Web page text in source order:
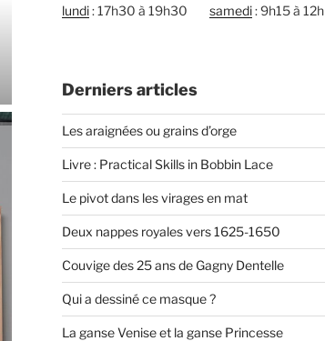
lundi: 17h30 à 19h30
samedi: 9h15 à 12h
Derniers articles
Les araignées ou grains d’orge
Livre : Practical Skills in Bobbin Lace
Le pivot dans les virages en mat
Deux nappes royales vers 1625-1650
Couvige des 25 ans de Gagny Dentelle
Qui a dessiné ce masque ?
La ganse Venise et la ganse Princesse